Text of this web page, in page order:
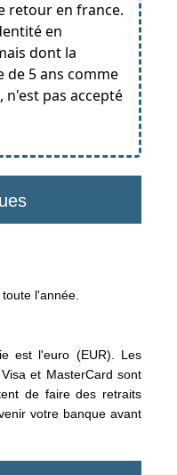
retour en france.
en
dont la
de 5 ans comme
n'est pas accepté
l'année.
est l'euro (EUR). Les
et MasterCard sont
de faire des retraits
votre banque avant